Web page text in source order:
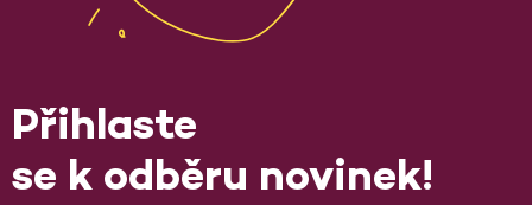
Přihlaste
se k odběru novinek!